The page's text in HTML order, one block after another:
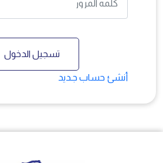
تسجيل الدخول
أنشئ حساب جـديد